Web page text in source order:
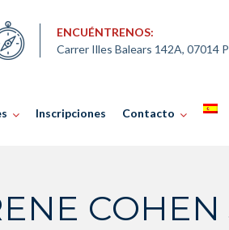
ENCUÉNTRENOS:
Carrer Illes Balears 142A, 07014
Inscripciones Contacto